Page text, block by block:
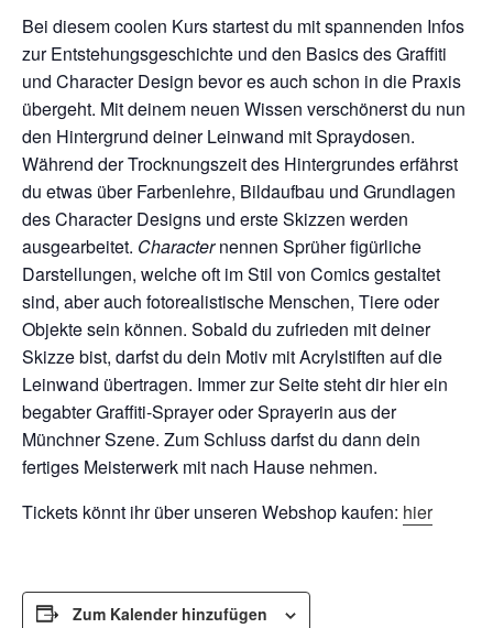
Bei diesem coolen Kurs startest du mit spannenden Infos
zur Entstehungsgeschichte und den Basics des Graffiti
und Character Design bevor es auch schon in die Praxis
übergeht. Mit deinem neuen Wissen verschönerst du nun
den Hintergrund deiner Leinwand mit Spraydosen.
Während der Trocknungszeit des Hintergrundes erfährst
du etwas über Farbenlehre, Bildaufbau und Grundlagen
des Character Designs und erste Skizzen werden
ausgearbeitet. Characternennen Sprüher figürliche
Darstellungen, welche oft im Stil von Comics gestaltet
sind, aber auch fotorealistische Menschen, Tiere oder
Objekte sein können. Sobald du zufrieden mit deiner
Skizze bist, darfst du dein Motiv mit Acrylstiften auf die
Leinwand übertragen. Immer zur Seite steht dir hier ein
begabter Graffiti-Sprayer oder Sprayerin aus der
Münchner Szene. Zum Schluss darfst du dann dein
fertiges Meisterwerk mit nach Hause nehmen.
Tickets könnt ihr über unseren Webshop kaufen: hier
Zum Kalender hinzufügen